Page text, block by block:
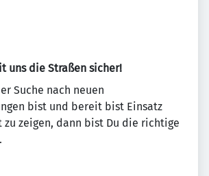
uns die Straßen sicher!
Suche nach neuen
bist und bereit bist Einsatz
zu zeigen, dann bist Du die richtige